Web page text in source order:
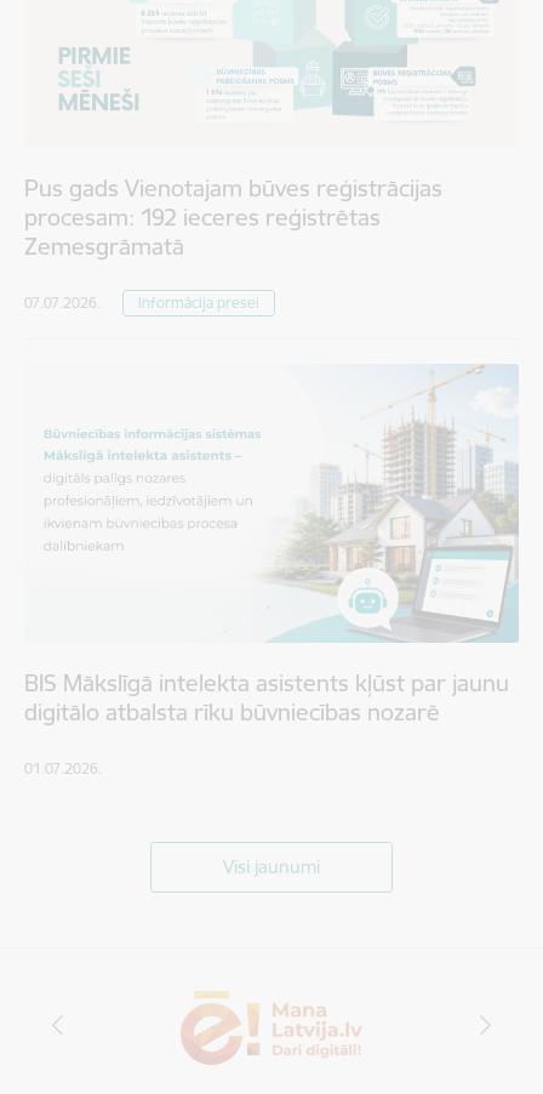
Pus gads Vienotajam būves reģistrācijas
procesam: 192 ieceres reģistrētas
Zemesgrāmatā
07.07.2026. Informācija presei
BIS Mākslīgā intelekta asistents kļūst par jaunu
digitālo atbalsta rīku būvniecības nozarē
01.07.2026.
Visi jaunumi